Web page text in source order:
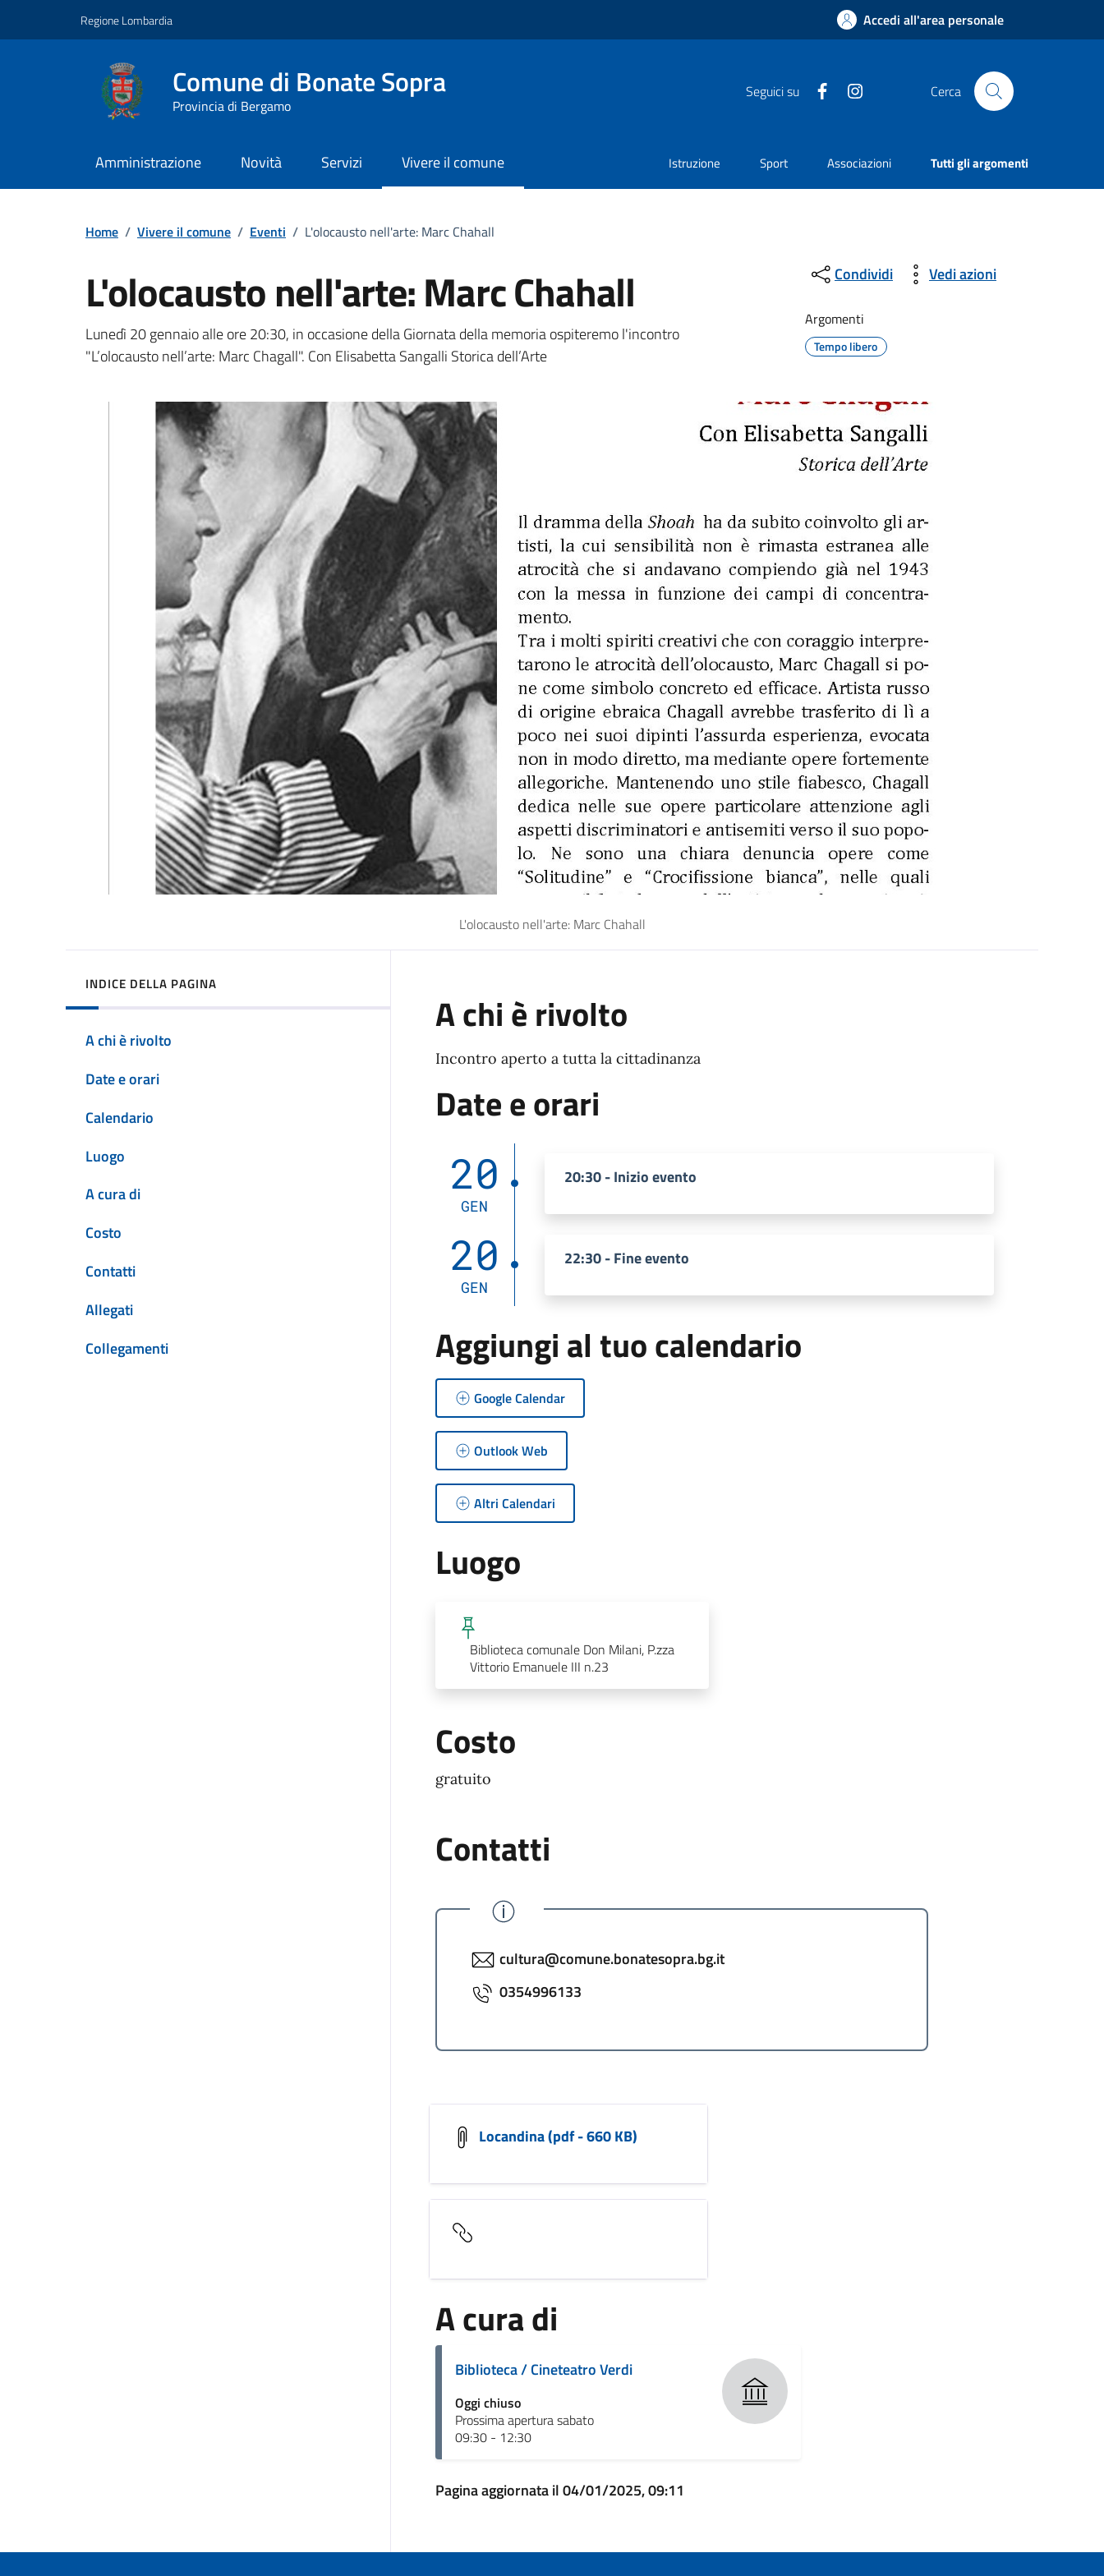
Regione Lombardia Accedi all'area personale
Comune di Bonate Sopra
Provincia di Bergamo
Seguici su Facebook Cerca
Amministrazione Novità Servizi Vivere il comune Istruzione Sport Associazioni Tutti gli argomenti
Home / Vivere il comune / Eventi / L'olocausto nell'arte: Marc Chahall
L'olocausto nell'arte: Marc Chahall
Dettagli della notizia
Lunedì 20 gennaio alle ore 20:30, in occasione della Giornata della memoria ospiteremo l'incontro
"L’olocausto nell’arte: Marc Chagall". Con Elisabetta Sangalli Storica dell’Arte
Condividi Vedi azioni
Argomenti
Tempo libero
L'olocausto nell'arte: Marc Chahall
INDICE DELLA PAGINA
A chi è rivolto
Date e orari
Calendario
Luogo
A cura di
Costo
Contatti
Allegati
Collegamenti
A chi è rivolto
Incontro aperto a tutta la cittadinanza
Date e orari
20
GEN
20:30 - Inizio evento
20
GEN
22:30 - Fine evento
Aggiungi al tuo calendario
Google Calendar
Outlook Web
Altri Calendari
Luogo
Biblioteca comunale Don Milani, P.zza
Vittorio Emanuele III n.23
Costo
gratuito
Contatti
cultura@comune.bonatesopra.bg.it
0354996133
Locandina (pdf - 660 KB)
A cura di
Biblioteca / Cineteatro Verdi
Oggi chiuso
Prossima apertura sabato
09:30 - 12:30
Pagina aggiornata il 04/01/2025, 09:11